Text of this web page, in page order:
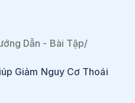
Dẫn - Bài Tập/
Giảm Nguy Cơ Thoái